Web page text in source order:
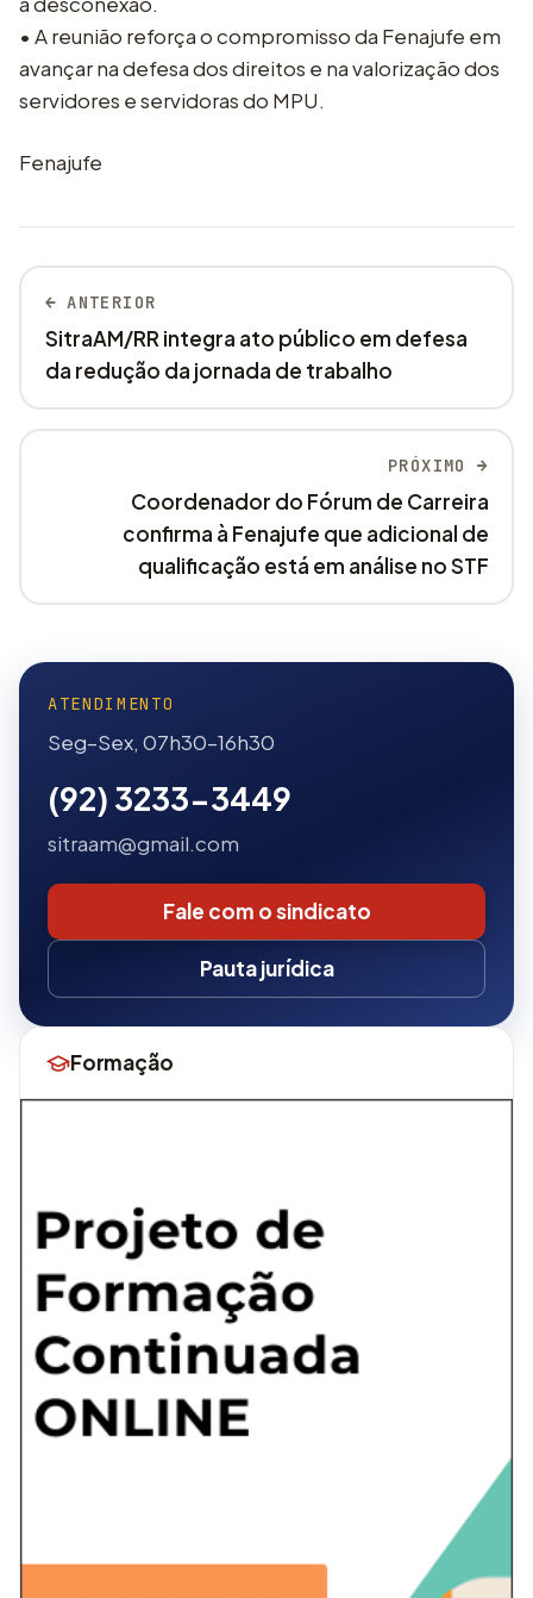
• A reunião reforça o compromisso da Fenajufe em
avançar na defesa dos direitos e na valorização dos
servidores e servidoras do MPU.
Fenajufe
← ANTERIOR
SitraAM/RR integra ato público em defesa
da redução da jornada de trabalho
PRÓXIMO →
Coordenador do Fórum de Carreira
confirma à Fenajufe que adicional de
qualificação está em análise no STF
ATENDIMENTO
Seg–Sex, 07h30–16h30
(92) 3233-3449
sitraam@gmail.com
Fale com o sindicato
Pauta jurídica
Formação